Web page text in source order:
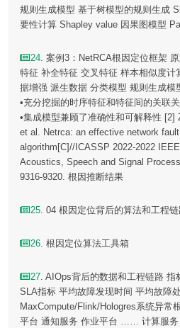
规则生成模型 基于树模型的规则生成
要性计算 Shapley value 因果图模型
24. 案例3：NetRCA根因定位框架
特征 补全特征 交叉特征 样本相似度计
据增强 派生数据 分类模型 规则生成模
•充分挖掘的时序特征和特征间的关联
•集成模型兼顾了准确性和可解释性 [2]
et al. Netrca: an effective network
algorithm[C]//ICASSP 2022-2022
Acoustics, Speech and Signal
9316-9320. 根因推断结果
25. 04 根因定位背后的算法和工程
26. 根因定位算法工具箱
27. AIOps背后的数据和工程链路
SLA指标 平均故障发现时间 平均故
MaxCompute/Flink/Hologres系统异
平台 通知服务 作业平台 …… 计算服务